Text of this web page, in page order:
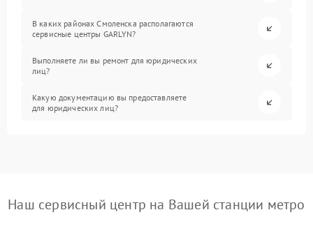
В каких районах Смоленска располагаются
сервисные центры GARLYN?
Выполняете ли вы ремонт для юридических
лиц?
Какую документацию вы предоставляете
для юридических лиц?
Наш сервисный центр на Вашей станции метро